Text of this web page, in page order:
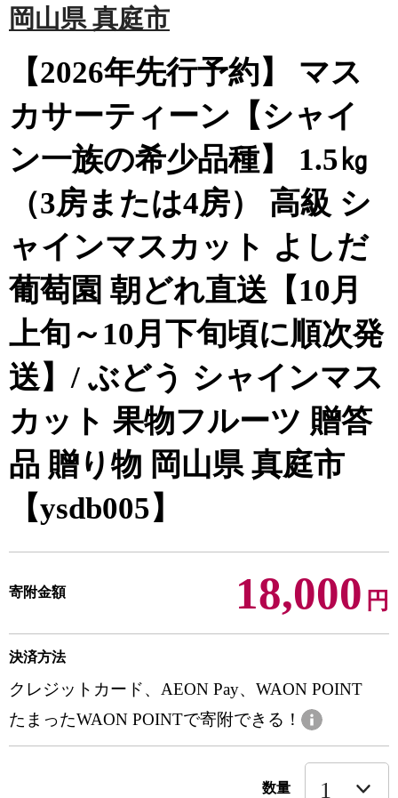
岡山県 真庭市
【2026年先行予約】 マス
カサーティーン【シャイ
ン一族の希少品種】 1.5㎏
（3房または4房） 高級 シ
ャインマスカット よしだ
葡萄園 朝どれ直送【10月
上旬～10月下旬頃に順次発
送】/ ぶどう シャインマス
カット 果物フルーツ 贈答
品 贈り物 岡山県 真庭市
【ysdb005】
寄附金額 18,000 円
決済方法
クレジットカード、AEON Pay、WAON POINT
たまったWAON POINTで寄附できる！
数量